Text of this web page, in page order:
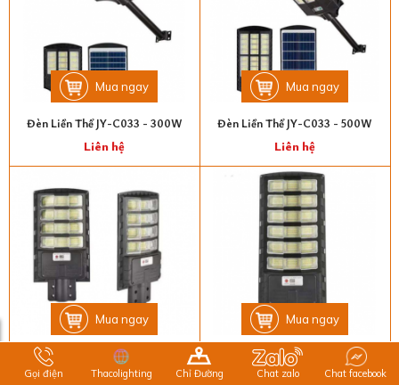
Mua ngay
Đèn Liền Thể JY-C033 - 300W
Liên hệ
Mua ngay
Đèn Liền Thể JY-C033 - 500W
Liên hệ
Mua ngay
Đèn Liền Thể JY-C032 - 300W
Liên hệ
Mua ngay
Đèn Liền Thể JY-C032 - 400W
Liên hệ
Gọi điện Thacolighting Chỉ Đường Chat zalo Chat facebook